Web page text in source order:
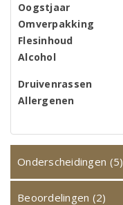
Oogstjaar
Omverpakking
Flesinhoud
Alcohol
Druivenrassen
Allergenen
Onderscheidingen (5)
Beoordelingen (2)